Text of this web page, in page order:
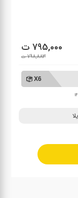
795,000 ت
798,883 ت
X6